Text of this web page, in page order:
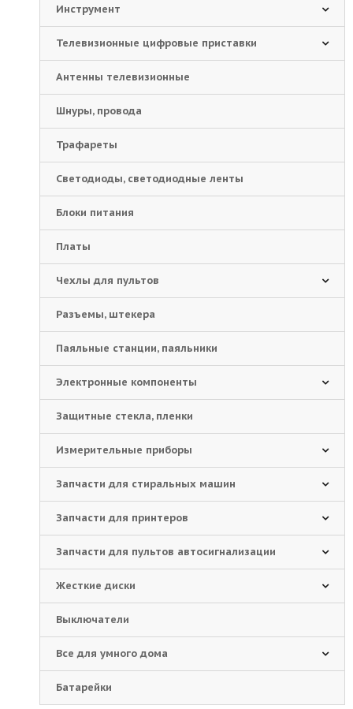
Инструмент
Телевизионные цифровые приставки
Антенны телевизионные
Шнуры, провода
Трафареты
Светодиоды, светодиодные ленты
Блоки питания
Платы
Чехлы для пультов
Разъемы, штекера
Паяльные станции, паяльники
Электронные компоненты
Защитные стекла, пленки
Измерительные приборы
Запчасти для стиральных машин
Запчасти для принтеров
Запчасти для пультов автосигнализации
Жесткие диски
Выключатели
Все для умного дома
Батарейки